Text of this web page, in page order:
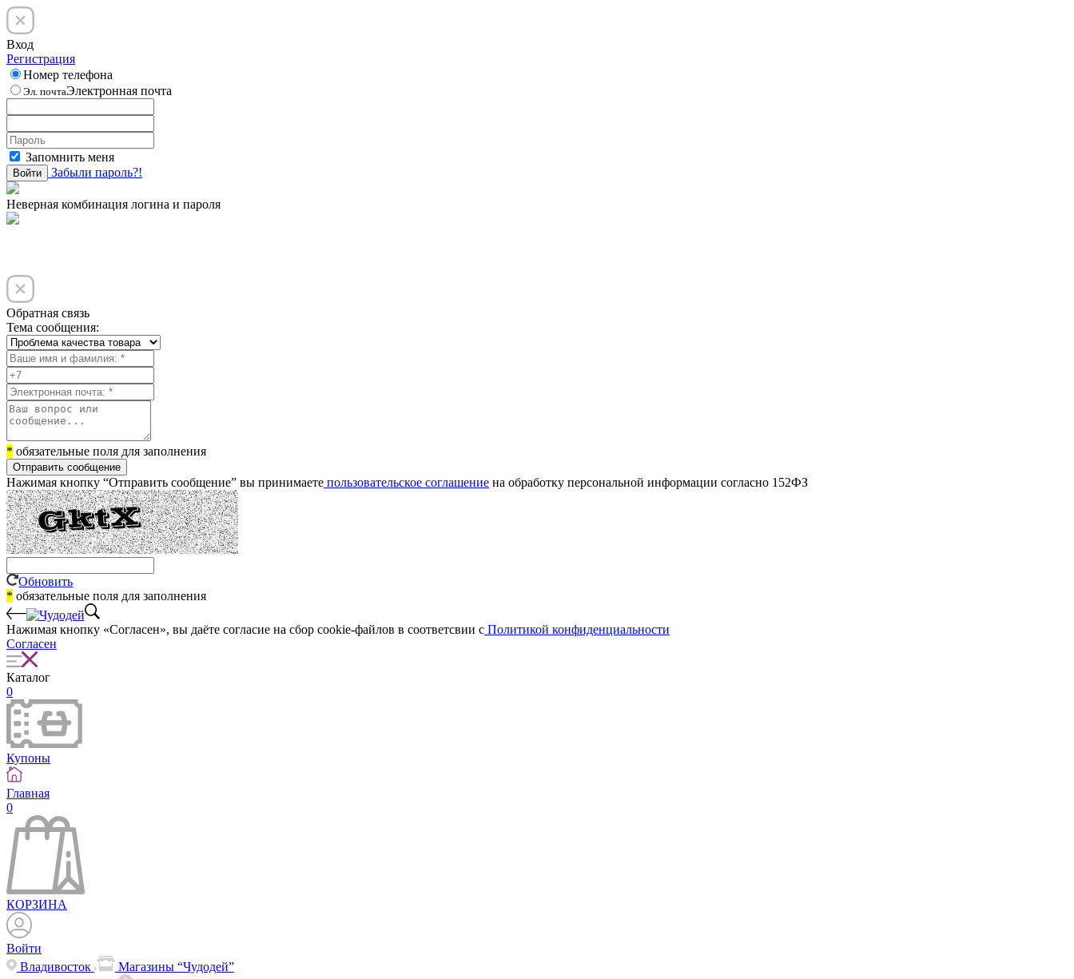
Вход
Регистрация
Номер телефона
Эл. почтаЭлектронная почта
Запомнить меня
Войти Забыли пароль?!
Неверная комбинация логина и пароля
Обратная связь
Тема сообщения:
* обязательные поля для заполнения
Отправить сообщение
Нажимая кнопку “Отправить сообщение” вы принимаете пользовательское соглашение на обработку персональной информации согласно 152ФЗ
Обновить
* обязательные поля для заполнения
Нажимая кнопку «Согласен», вы даёте cогласие на сбор cookie-файлов в соответсвии с Политикой конфиденциальности
Согласен
Каталог
0
Купоны
Главная
0
КОРЗИНА
Войти
Владивосток
Магазины “Чудодей”